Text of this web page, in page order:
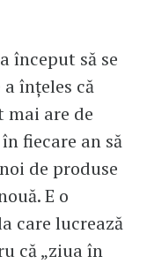
început să se
înțeles că
mai are de
fiecare an să
de produse
E o
care lucrează
că „ziua în